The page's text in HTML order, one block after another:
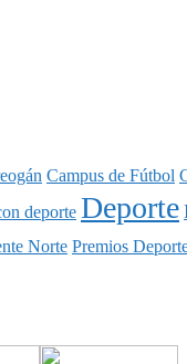
Campus de Fútbol
deporte Deporte
Norte Premios